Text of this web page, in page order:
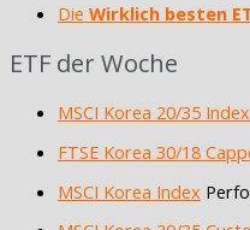
Die Wirklich besten
ETF der Woche
MSCI Korea 20/35 Index
FTSE Korea 30/18
MSCI Korea Index